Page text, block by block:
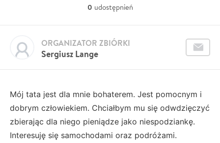
0 udostępnień
Sergiusz Lange
ORGANIZATOR ZBIÓRKI
Mój tata jest dla mnie bohaterem. Jest pomocnym i
dobrym człowiekiem. Chciałbym mu się odwdzięczyć
zbierając dla niego pieniądze jako niespodziankę.
Interesuję się samochodami oraz podróżami.